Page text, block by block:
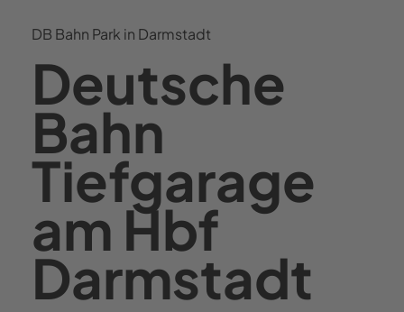
DB Bahn Park in Darmstadt
Deutsche
Bahn
Tiefgarage
am Hbf
Darmstadt